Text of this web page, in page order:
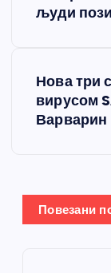
е
ч
људи
Нова три
вирусом
Варварин
Повезани